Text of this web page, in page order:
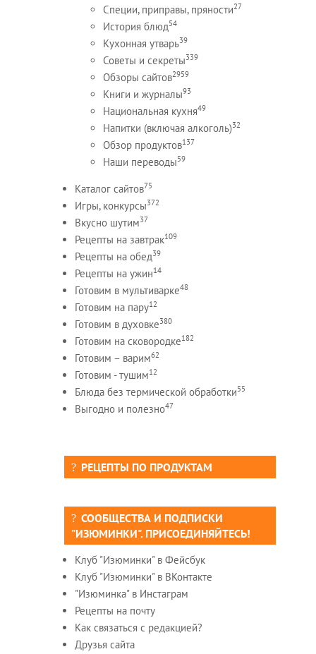
Специи, приправы, пряности27
История блюд54
Кухонная утварь39
Советы и секреты339
Обзоры сайтов2959
Книги и журналы93
Национальная кухня49
Напитки (включая алкоголь)32
Обзор продуктов137
Наши переводы59
Каталог сайтов75
Игры, конкурсы372
Вкусно шутим37
Рецепты на завтрак109
Рецепты на обед39
Рецепты на ужин14
Готовим в мультиварке48
Готовим на пару12
Готовим в духовке380
Готовим на сковородке182
Готовим – варим62
Готовим - тушим12
Блюда без термической обработки55
Выгодно и полезно47
РЕЦЕПТЫ ПО ПРОДУКТАМ
СООБЩЕСТВА И ПОДПИСКИ
"ИЗЮМИНКИ". ПРИСОЕДИНЯЙТЕСЬ!
Клуб "Изюминки" в Фейсбук
Клуб "Изюминки" в ВКонтакте
"Изюминка" в Инстаграм
Рецепты на почту
Как связаться с редакцией?
Друзья сайта